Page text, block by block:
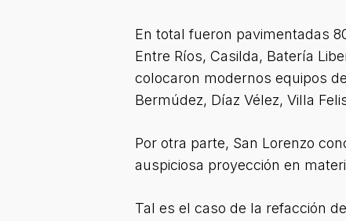
En total fueron pavimentadas
Entre Ríos, Casilda, Batería
colocaron modernos equipos
Bermúdez, Díaz Vélez, Villa
Por otra parte, San Lorenzo
auspiciosa proyección en
Tal es el caso de la refacción